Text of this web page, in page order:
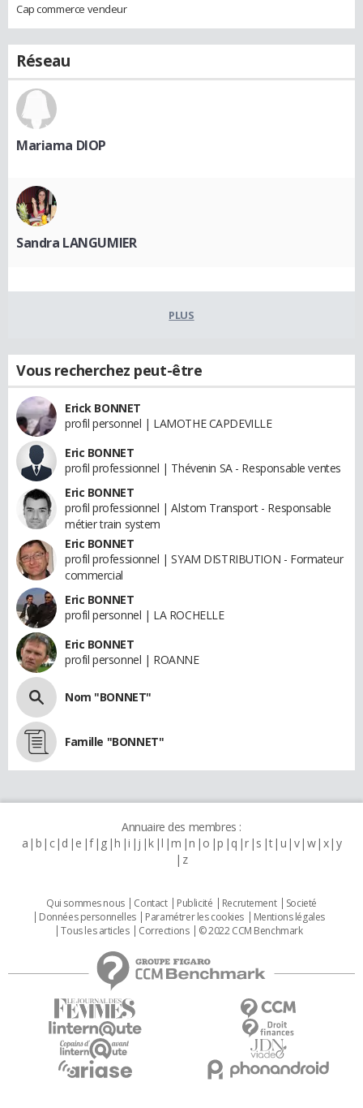
Cap commerce vendeur
Réseau
Mariama DIOP
Sandra LANGUMIER
PLUS
Vous recherchez peut-être
Erick BONNET
profil personnel | LAMOTHE CAPDEVILLE
Eric BONNET
profil professionnel | Thévenin SA - Responsable ventes
Eric BONNET
profil professionnel | Alstom Transport - Responsable
métier train system
Eric BONNET
profil professionnel | SYAM DISTRIBUTION - Formateur
commercial
Eric BONNET
profil personnel | LA ROCHELLE
Eric BONNET
profil personnel | ROANNE
Nom "BONNET"
Famille "BONNET"
Annuaire des membres :
a b c d e f g h i j k l m n o p q r s t u v w x y
z
Qui sommes nous Contact Publicité Recrutement
Societé
Données personnelles
Paramétrer les cookies
Mentions légales
Tous les articles
Corrections © 2022 CCM Benchmark